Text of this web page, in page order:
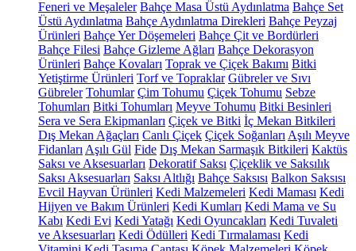
Feneri ve Meşaleler Bahçe Masa Üstü Aydınlatma Bahçe Set
Üstü Aydınlatma Bahçe Aydınlatma Direkleri Bahçe Peyzaj
Ürünleri Bahçe Yer Döşemeleri Bahçe Çit ve Bordürleri
Bahçe Filesi Bahçe Gizleme Ağları Bahçe Dekorasyon
Ürünleri Bahçe Kovaları Toprak ve Çiçek Bakımı Bitki
Yetiştirme Ürünleri Torf ve Topraklar Gübreler ve Sıvı
Gübreler Tohumlar Çim Tohumu Çiçek Tohumu Sebze
Tohumları Bitki Tohumları Meyve Tohumu Bitki Besinleri
Sera ve Sera Ekipmanları Çiçek ve Bitki İç Mekan Bitkileri
Dış Mekan Ağaçları Canlı Çiçek Çiçek Soğanları Aşılı Meyve
Fidanları Aşılı Gül Fide Dış Mekan Sarmaşık Bitkileri Kaktüs
Saksı ve Aksesuarları Dekoratif Saksı Çiçeklik ve Saksılık
Saksı Aksesuarları Saksı Altlığı Bahçe Saksısı Balkon Saksısı
Evcil Hayvan Ürünleri Kedi Malzemeleri Kedi Maması Kedi
Hijyen ve Bakım Ürünleri Kedi Kumları Kedi Mama ve Su
Kabı Kedi Evi Kedi Yatağı Kedi Oyuncakları Kedi Tuvaleti
ve Aksesuarları Kedi Ödülleri Kedi Tırmalaması Kedi